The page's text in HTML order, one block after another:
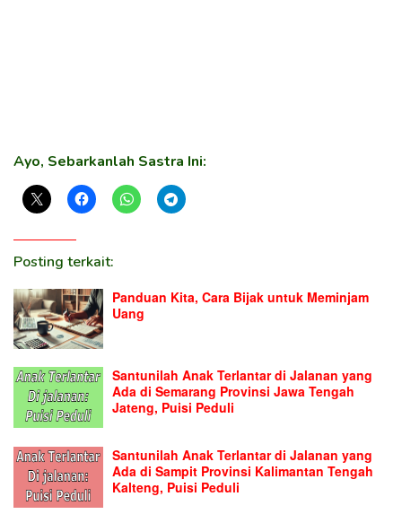
Ayo, Sebarkanlah Sastra Ini:
Posting terkait:
Panduan Kita, Cara Bijak untuk Meminjam
Uang
Santunilah Anak Terlantar di Jalanan yang
Ada di Semarang Provinsi Jawa Tengah
Jateng, Puisi Peduli
Santunilah Anak Terlantar di Jalanan yang
Ada di Sampit Provinsi Kalimantan Tengah
Kalteng, Puisi Peduli